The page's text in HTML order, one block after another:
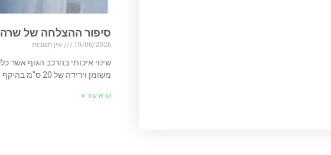
סיפור ההצלחה של שרה
19/06/2026
אין תגובות
משומן וירידה של 20 ס"מ בהיקף הבטן
קרא עוד »